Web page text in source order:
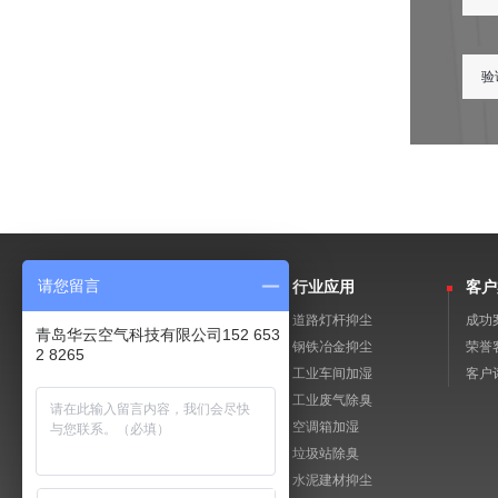
微雾降尘
景观雾森
除湿机
行业应用
道路灯杆抑尘
钢铁冶金抑尘
工业车间加湿
工业废气除臭
空调箱加湿
垃圾站除臭
水泥建材抑尘
客
成功
荣誉
客户
请您留言
青岛华云空气科技有限公司152 653
2 8265